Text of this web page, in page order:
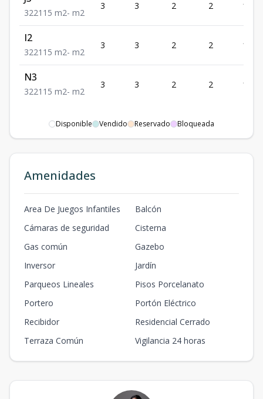
322115 m2- m2
3 3 2 2 115
I2
322115 m2- m2
3 3 2 2 115
N3
322115 m2- m2
3 3 2 2 115
Disponible Vendido Reservado Bloqueada
Amenidades
Area De Juegos Infantiles
Balcón
Cámaras de seguridad
Cisterna
Gas común
Gazebo
Inversor
Jardín
Parqueos Lineales
Pisos Porcelanato
Portero
Portón Eléctrico
Recibidor
Residencial Cerrado
Terraza Común
Vigilancia 24 horas